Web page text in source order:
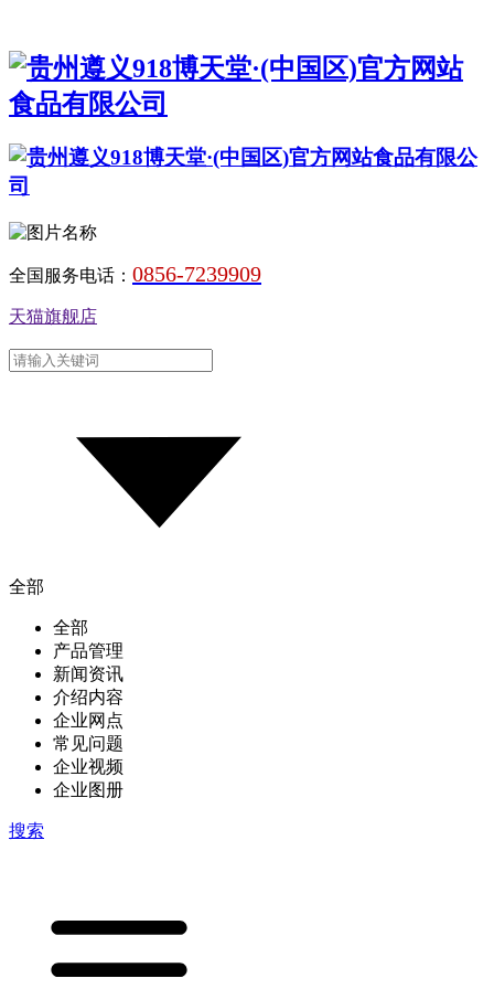
全国服务电话： 0856-7239909
天猫旗舰店
全部
全部
产品管理
新闻资讯
介绍内容
企业网点
常见问题
企业视频
企业图册
搜索